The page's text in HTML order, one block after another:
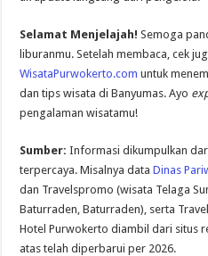
Selamat Menjelajah! Semoga
liburanmu. Setelah membaca, cek
WisataPurwokerto.com untuk
dan tips wisata di Banyumas. Ayo
pengalaman wisatamu!
Sumber: Informasi dikumpulkan
terpercaya. Misalnya dataDinas
dan Travelspromo (wisata Telaga
Baturraden, Baturraden), serta
Hotel Purwokerto diambil dari situs
atas telah diperbarui per 2026.